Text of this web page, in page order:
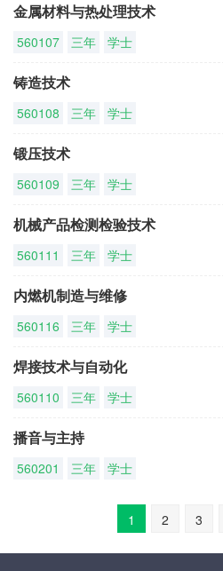
金属材料与热处理技术
560107 三年 学士
铸造技术
560108 三年 学士
锻压技术
560109 三年 学士
机械产品检测检验技术
560111 三年 学士
内燃机制造与维修
560116 三年 学士
焊接技术与自动化
560110 三年 学士
播音与主持
560201 三年 学士
1 2 3